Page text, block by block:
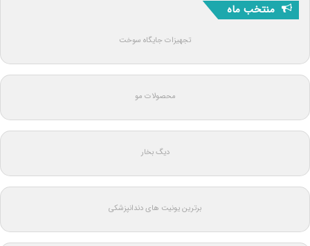
منتخب ماه
تجهیزات جایگاه سوخت
محصولات مو
دیگ بخار
برترین یونیت های دندانپزشکی